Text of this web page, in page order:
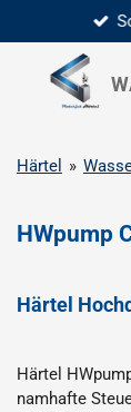
Hauptinhalt
springen
Härtel »
HWpump
Härtel
Härtel
namhafte